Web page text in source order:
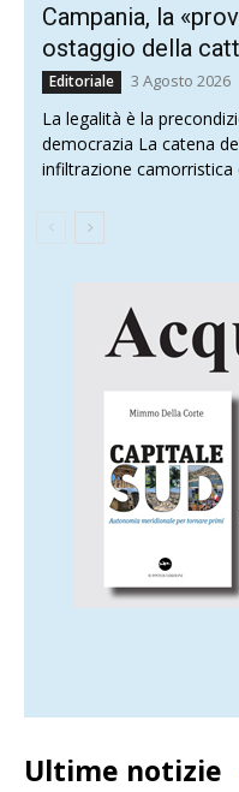
Campania, la
ostaggio della
Editoriale 3 Agosto 2026
La legalità è la
democrazia La catena
infiltrazione camorristica
Ultime notizie